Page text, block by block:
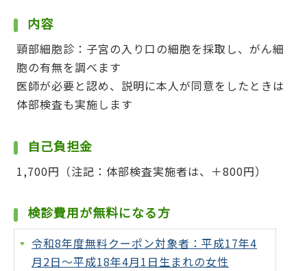
内容
頸部細胞診：子宮の入り口の細胞を採取し、がん細
胞の有無を調べます
医師が必要と認め、説明に本人が同意をしたときは
体部検査も実施します
自己負担金
1,700円（注記：体部検査実施者は、＋800円）
検診費用が無料になる方
令和8年度無料クーポン対象者：平成17年4
月2日～平成18年4月1日生まれの女性